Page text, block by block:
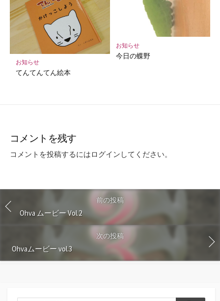
お知らせ
てんてんてん絵本
お知らせ
今日の蝶野
コメントを残す
コメントを投稿するにはログイン してください。
前の投稿
Ohva ムービー Vol.2
次の投稿
Ohvaムービー vol.3